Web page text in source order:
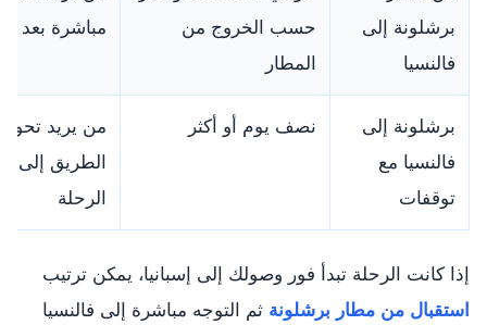
برشلونة إلى
فالنسيا
حسب الخروج من
المطار
مباشرة بعد
برشلونة إلى
فالنسيا مع
توقفات
نصف يوم أو أكثر
من يريد
الطريق إلى
الرحلة
إذا كانت الرحلة تبدأ فور وصولك إلى إسبانيا، يمكن ترتيب
استقبال من مطار برشلونة ثم التوجه مباشرة إلى فالنسيا